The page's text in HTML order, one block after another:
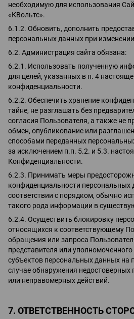
необходимую для использования
«КВольтс».
6.1.2. Обновить, дополнить
персональных данных при
6.2. Администрация сайта обязана:
6.2.1. Использовать полученную
для целей, указанных в п. 4
конфиденциальности.
6.2.2. Обеспечить хранение
тайне, не разглашать без
согласия Пользователя, а также не
обмен, опубликование или
способами переданных
за исключением п.п. 5.2. и 5.3.
Конфиденциальности.
6.2.3. Принимать меры
конфиденциальности персональных
соответствии с порядком, обычно
такого рода информации в
6.2.4. Осуществить блокировку
относящихся к соответствующему
обращения или запроса
представителя или
субъектов персональных данных на
случае обнаружения
или неправомерных действий.
7. ОТВЕТСТВЕННОСТЬ